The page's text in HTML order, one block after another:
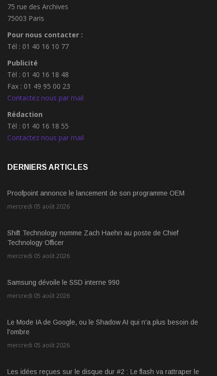
75 rue des Archives
75003 Paris
Pour nous contacter :
Tél : 01 40 16 10 77
Publicité
Tèl : 01 40 16 18 48
Fax : 01 49 95 00 23
Contactez nous par mail
Rédaction
Tél : 01 40 16 18 55
Contactez nous par mail
DERNIERS ARTICLES
Proofpoint annonce le lancement de son programme OEM
mercredi 05 août 2026
Shift Technology nomme Zach Haehn au poste de Chief
Technology Officer
mercredi 05 août 2026
Samsung dévoile le SSD interne 990
mercredi 05 août 2026
Le Mode IA de Google, ou le Shadow AI qui n'a plus besoin de
l'ombre
mercredi 05 août 2026
Les idées reçues sur le disque dur #2 : Le flash va rattraper le